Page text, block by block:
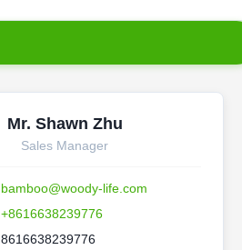
Mr. Shawn Zhu
Sales Manager
bamboo@woody-life.com
+8616638239776
8616638239776